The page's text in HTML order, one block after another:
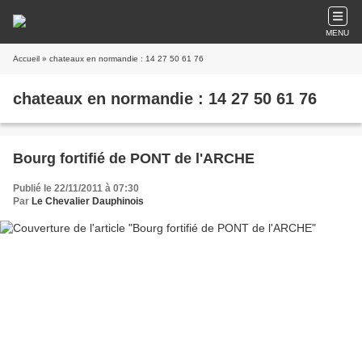
MENU
Accueil » chateaux en normandie : 14 27 50 61 76
chateaux en normandie : 14 27 50 61 76
Bourg fortifié de PONT de l'ARCHE
Publié le 22/11/2011 à 07:30
Par Le Chevalier Dauphinois